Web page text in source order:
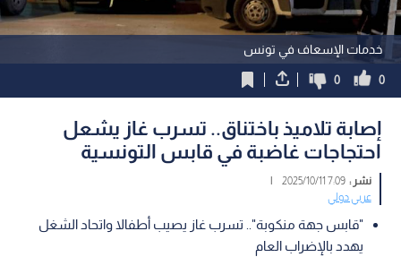
خدمات الإسعاف في تونس
0
0
إصابة تلاميذ باختناق.. تسرب غاز يشعل
احتجاجات غاضبة في قابس التونسية
نشر :7:09 2025/10/11
|
عربي دولي
"قابس جهة منكوبة".. تسرب غاز يصيب أطفالا واتحاد الشغل
يهدد بالإضراب العام